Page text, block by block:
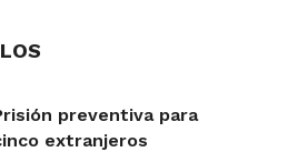
preventiva para
extranjeros